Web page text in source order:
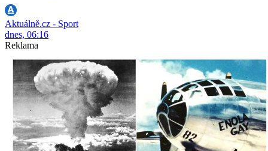
Aktuálně.cz - Sport
dnes, 06:16
Reklama